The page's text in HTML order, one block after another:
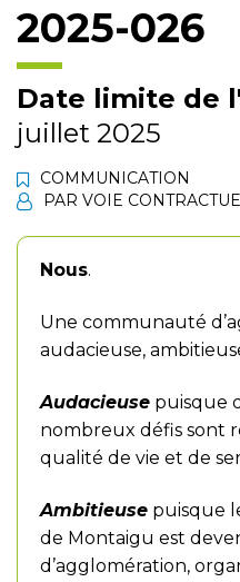
2025-026
Date limite de
juillet 2025
COMMUNICATION
PAR VOIE
Nous.
Une communauté
audacieuse,
Audacieuse puisque
nombreux défis sont
qualité de vie et de
Ambitieuse puisque
de Montaigu est
d’agglomération,